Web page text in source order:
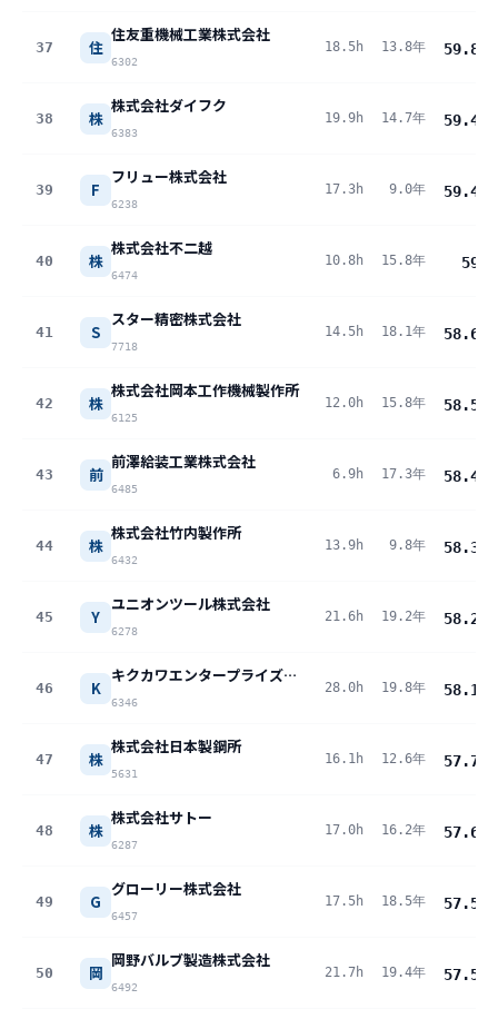
37 住
住友重機械工業株式会社
6302
18.5h 13.8年 59.8
38 株
株式会社ダイフク
6383
19.9h 14.7年 59.4
39 F
フリュー株式会社
6238
17.3h 9.0年 59.4
40 株
株式会社不二越
6474
10.8h 15.8年 59
41 S
スター精密株式会社
7718
14.5h 18.1年 58.6
42 株
株式会社岡本工作機械製作所
6125
12.0h 15.8年 58.5
43 前
前澤給装工業株式会社
6485
6.9h 17.3年 58.4
44 株
株式会社竹内製作所
6432
13.9h 9.8年 58.3
45 Y
ユニオンツール株式会社
6278
21.6h 19.2年 58.2
46 K
キクカワエンタープライズ株式会社
6346
28.0h 19.8年 58.1
47 株
株式会社日本製鋼所
5631
16.1h 12.6年 57.7
48 株
株式会社サトー
6287
17.0h 16.2年 57.6
49 G
グローリー株式会社
6457
17.5h 18.5年 57.5
50 岡
岡野バルブ製造株式会社
6492
21.7h 19.4年 57.5